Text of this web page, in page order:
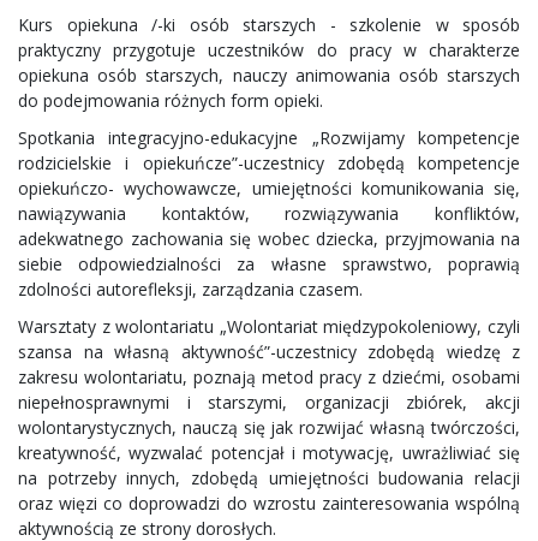
Kurs opiekuna /-ki osób starszych - szkolenie w sposób
praktyczny przygotuje uczestników do pracy w charakterze
opiekuna osób starszych, nauczy animowania osób starszych
do podejmowania różnych form opieki.
Spotkania integracyjno-edukacyjne „Rozwijamy kompetencje
rodzicielskie i opiekuńcze”-uczestnicy zdobędą kompetencje
opiekuńczo- wychowawcze, umiejętności komunikowania się,
nawiązywania kontaktów, rozwiązywania konfliktów,
adekwatnego zachowania się wobec dziecka, przyjmowania na
siebie odpowiedzialności za własne sprawstwo, poprawią
zdolności autorefleksji, zarządzania czasem.
Warsztaty z wolontariatu „Wolontariat międzypokoleniowy, czyli
szansa na własną aktywność”-uczestnicy zdobędą wiedzę z
zakresu wolontariatu, poznają metod pracy z dziećmi, osobami
niepełnosprawnymi i starszymi, organizacji zbiórek, akcji
wolontarystycznych, nauczą się jak rozwijać własną twórczości,
kreatywność, wyzwalać potencjał i motywację, uwrażliwiać się
na potrzeby innych, zdobędą umiejętności budowania relacji
oraz więzi co doprowadzi do wzrostu zainteresowania wspólną
aktywnością ze strony dorosłych.